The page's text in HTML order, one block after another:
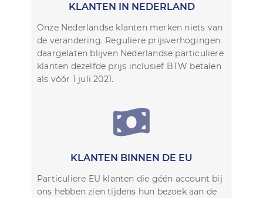
KLANTEN IN NEDERLAND
Onze Nederlandse klanten merken niets van
de verandering. Reguliere prijsverhogingen
daargelaten blijven Nederlandse particuliere
klanten dezelfde prijs inclusief BTW betalen
als vóór 1 juli 2021.
KLANTEN BINNEN DE EU
Particuliere EU klanten die géén account bij
ons hebben zien tijdens hun bezoek aan de